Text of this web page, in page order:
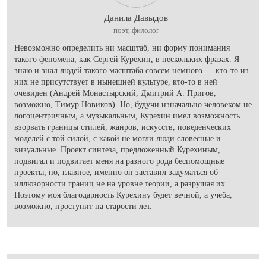
Данила Давыдов
поэт, филолог
Невозможно определить ни масштаб, ни форму понимания
такого феномена, как Сергей Курехин, в нескольких фразах. Я
знаю и знал людей такого масштаба совсем немного — кто-то из
них не присутствует в нынешней культуре, кто-то в ней
очевиден (Андрей Монастырский, Дмитрий А. Пригов,
возможно, Тимур Новиков). Но, будучи изначально человеком не
логоцентричным, а музыкальным, Курехин имел возможность
взорвать границы стилей, жанров, искусств, поведенческих
моделей с той силой, с какой не могли люди словесные и
визуальные. Проект синтеза, предложенный Курехиным,
подвигал и подвигает меня на разного рода беспомощные
проекты, но, главное, именно он заставил задуматься об
иллюзорности границ не на уровне теории, а разрушая их.
Поэтому моя благодарность Курехину будет вечной, а учеба,
возможно, проступит на старости лет.